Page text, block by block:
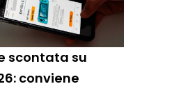
scontata su
conviene